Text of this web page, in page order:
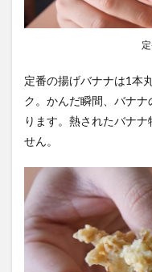
定番の揚げバナナは1本
ク。かんだ瞬間、バナ
ります。熱されたバナ
せん。